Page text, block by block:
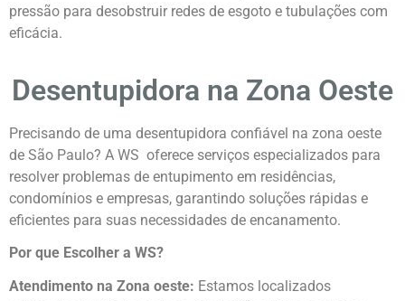
pressão para desobstruir redes de esgoto e tubulações com
eficácia.
Desentupidora na Zona Oeste
Precisando de uma desentupidora confiável na zona oeste
de São Paulo? A WS oferece serviços especializados para
resolver problemas de entupimento em residências,
condomínios e empresas, garantindo soluções rápidas e
eficientes para suas necessidades de encanamento.
Por que Escolher a WS?
Atendimento na Zona oeste: Estamos localizados